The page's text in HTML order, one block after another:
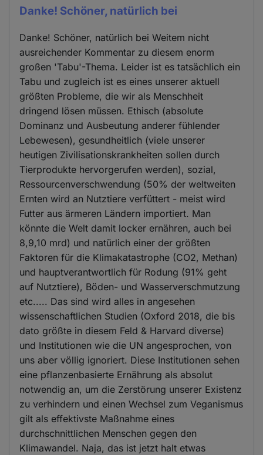
Danke! Schöner, natürlich bei
Danke! Schöner, natürlich bei Weitem nicht
ausreichender Kommentar zu diesem enorm
großen 'Tabu'-Thema. Leider ist es tatsächlich ein
Tabu und zugleich ist es eines unserer aktuell
größten Probleme, die wir als Menschheit
dringend lösen müssen. Ethisch (absolute
Dominanz und Ausbeutung anderer fühlender
Lebewesen), gesundheitlich (viele unserer
heutigen Zivilisationskrankheiten sollen durch
Tierprodukte hervorgerufen werden), sozial,
Ressourcenverschwendung (50% der weltweiten
Ernten wird an Nutztiere verfüttert - meist wird
Futter aus ärmeren Ländern importiert. Man
könnte die Welt damit locker ernähren, auch bei
8,9,10 mrd) und natürlich einer der größten
Faktoren für die Klimakatastrophe (CO2, Methan)
und hauptverantwortlich für Rodung (91% geht
auf Nutztiere), Böden- und Wasserverschmutzung
etc..... Das sind wird alles in angesehen
wissenschaftlichen Studien (Oxford 2018, die bis
dato größte in diesem Feld & Harvard diverse)
und Institutionen wie die UN angesprochen, von
uns aber völlig ignoriert. Diese Institutionen sehen
eine pflanzenbasierte Ernährung als absolut
notwendig an, um die Zerstörung unserer Existenz
zu verhindern und einen Wechsel zum Veganismus
gilt als effektivste Maßnahme eines
durchschnittlichen Menschen gegen den
Klimawandel. Naja, das ist jetzt halt etwas